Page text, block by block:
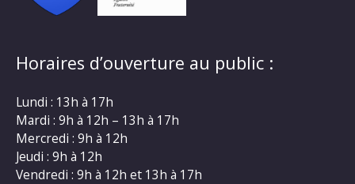
Horaires d’ouverture au public :
Lundi : 13h à 17h
Mardi : 9h à 12h – 13h à 17h
Mercredi : 9h à 12h
Jeudi : 9h à 12h
Vendredi : 9h à 12h et 13h à 17h